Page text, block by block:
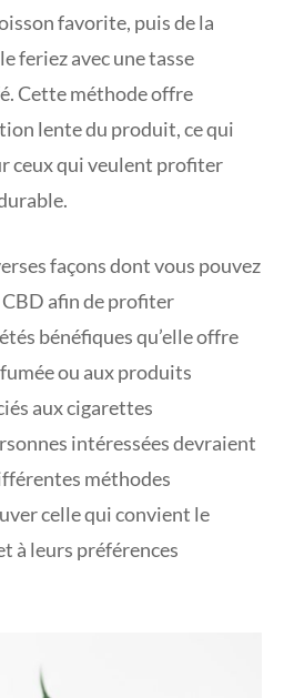
favorite, puis de la
feriez avec une tasse
Cette méthode offre
lente du produit, ce qui
ceux qui veulent profiter
façons dont vous pouvez
afin de profiter
bénéfiques qu’elle offre
ou aux produits
aux cigarettes
intéressées devraient
méthodes
celle qui convient le
à leurs préférences